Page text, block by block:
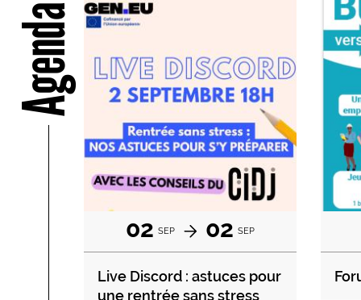
Agenda
02 SEP 02 SEP
Live Discord : astuces pour
une rentrée sans stress